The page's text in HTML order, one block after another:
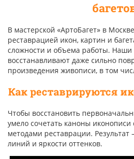
В мастерской «АртоБагет» в
реставрацией икон, картин и
сложности и объема работы. Наши
восстанавливают даже сильно
произведения живописи, в том
Как реставрируются
Чтобы восстановить
умело сочетать каноны
методами реставрации. Результат
линий и яркости оттенков.